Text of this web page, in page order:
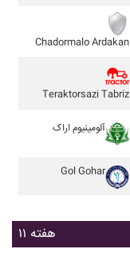
Chadormalo Ardakan
Teraktorsazi Tabriz
آلومينيوم اراک
Gol Gohar
هفته ۱۱